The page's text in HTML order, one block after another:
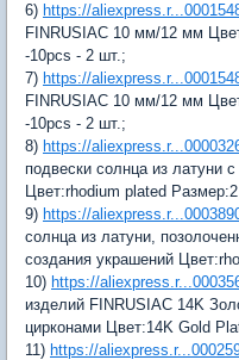
6) https://
FINRUSIAC 10 мм/12 мм
-10pcs - 2 шт.;
7) https://
FINRUSIAC 10 мм/12 мм
-10pcs - 2 шт.;
8) https://
подвески солнца из латуни
Цвет:rhodium plated
9) https://
солнца из латуни,
создания украшений
10) https://
изделий FINRUSIAC 14K
цирконами Цвет:14K Gold
11) https://